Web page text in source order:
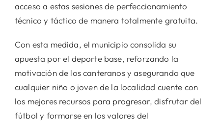
acceso a estas sesiones de perfeccionamiento
técnico y táctico de manera totalmente gratuita.
Con esta medida, el municipio consolida su
apuesta por el deporte base, reforzando la
motivación de los canteranos y asegurando que
cualquier niño o joven de la localidad cuente con
los mejores recursos para progresar, disfrutar del
fútbol y formarse en los valores del